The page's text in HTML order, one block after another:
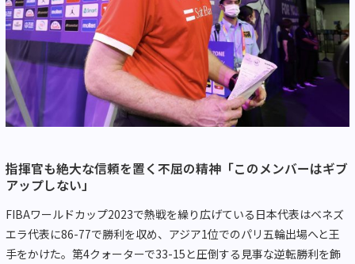
指揮官も絶大な信頼を置く不屈の精神「このメンバーはギブ
アップしない」
FIBAワールドカップ2023で熱戦を繰り広げている日本代表はベネズ
エラ代表に86-77で勝利を収め、アジア1位でのパリ五輪出場へと王
手をかけた。第4クォーターで33-15と圧倒する見事な逆転勝利を飾